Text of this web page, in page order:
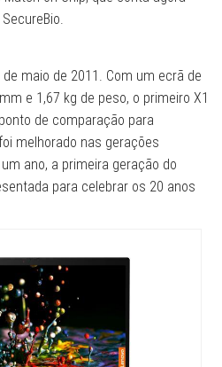
maio de 2011. Com um ecrã de
e 1,67 kg de peso, o primeiro X1
de comparação para
melhorado nas gerações
ano, a primeira geração do
para celebrar os 20 anos